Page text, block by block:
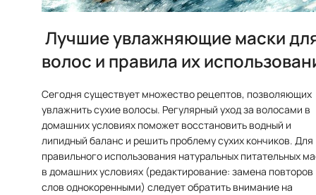
Лучшие увлажняющие маски
волос и правила их
Сегодня существует множество рецептов, позволяющих
увлажнить сухие волосы. Регулярный уход за волосами в
домашних условиях поможет восстановить водный и
липидный баланс и решить проблему сухих кончиков. Для
правильного использования натуральных питательных
в домашних условиях (редактирование: замена повторов
слов однокоренными) следует обратить внимание на